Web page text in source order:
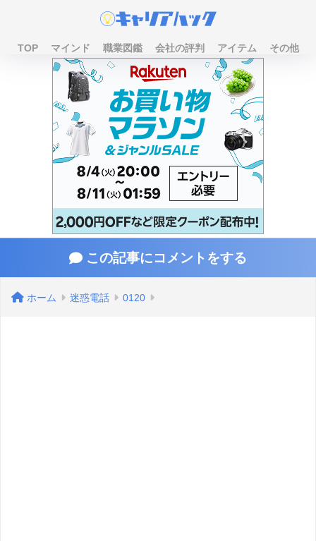
TOP マインド 職業図鑑 会社の評判 アイテム その他
この記事にコメントをする
ホーム 迷惑電話 0120